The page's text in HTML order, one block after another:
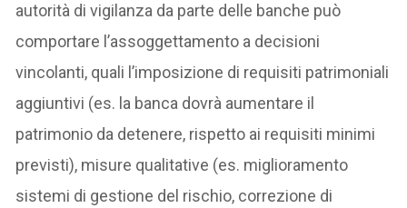
autorità di vigilanza da parte delle banche può
comportare l’assoggettamento a decisioni
vincolanti, quali l’imposizione di requisiti patrimoniali
aggiuntivi (es. la banca dovrà aumentare il
patrimonio da detenere, rispetto ai requisiti minimi
previsti), misure qualitative (es. miglioramento
sistemi di gestione del rischio, correzione di